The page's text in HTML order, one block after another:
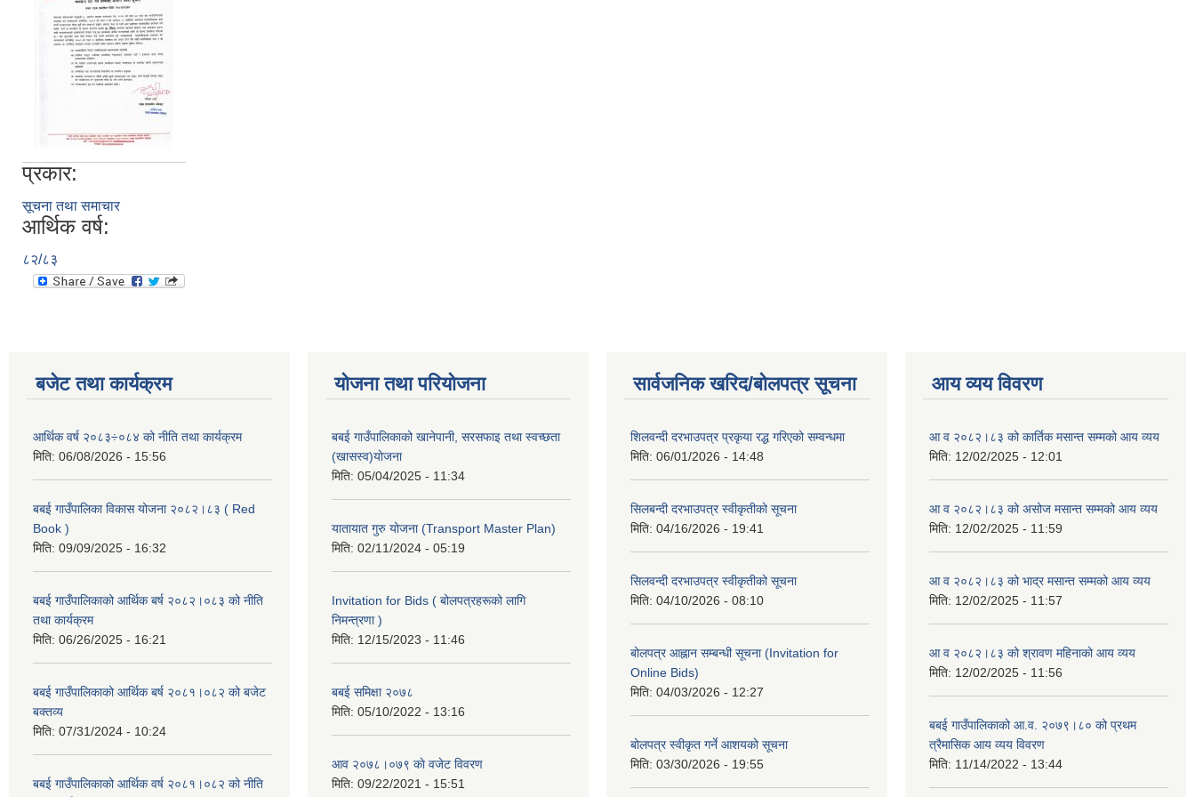
प्रकार:
सूचना तथा समाचार
आर्थिक वर्ष:
८२/८३
बजेट तथा कार्यक्रम
आर्थिक वर्ष २०८३÷०८४ को नीति तथा कार्यक्रम
मिति: 06/08/2026 - 15:56
बबई गाउँपालिका विकास योजना २०८२।८३ ( Red
Book )
मिति: 09/09/2025 - 16:32
बबई गाउँपालिकाको आर्थिक बर्ष २०८२।०८३ को नीति
तथा कार्यक्रम
मिति: 06/26/2025 - 16:21
बबई गाउँपालिकाको आर्थिक बर्ष २०८१।०८२ को बजेट
बक्तव्य
मिति: 07/31/2024 - 10:24
बबई गाउँपालिकाको आर्थिक वर्ष २०८१।०८२ को नीति
योजना तथा परियोजना
बबई गाउँपालिकाको खानेपानी, सरसफाइ तथा स्वच्छता
(खासस्व)योजना
मिति: 05/04/2025 - 11:34
यातायात गुरु योजना (Transport Master Plan)
मिति: 02/11/2024 - 05:19
Invitation for Bids ( बोलपत्रहरूको लागि
निमन्त्रणा )
मिति: 12/15/2023 - 11:46
बबई समिक्षा २०७८
मिति: 05/10/2022 - 13:16
आव २०७८।०७९ काे वजेट विवरण
मिति: 09/22/2021 - 15:51
सार्वजनिक खरिद/बोलपत्र सूचना
शिलवन्दी दरभाउपत्र प्रकृया रद्ध गरिएको सम्वन्धमा
मिति: 06/01/2026 - 14:48
सिलबन्दी दरभाउपत्र स्वीकृतीको सूचना
मिति: 04/16/2026 - 19:41
सिलवन्दी दरभाउपत्र स्वीकृतीको सूचना
मिति: 04/10/2026 - 08:10
बोलपत्र आह्नान सम्बन्धी सूचना (Invitation for
Online Bids)
मिति: 04/03/2026 - 12:27
बोलपत्र स्वीकृत गर्ने आशयको सूचना
मिति: 03/30/2026 - 19:55
आय व्यय विवरण
आ व २०८२।८३ को कार्तिक मसान्त सम्मको आय व्यय
मिति: 12/02/2025 - 12:01
आ व २०८२।८३ को असोज मसान्त सम्मको आय व्यय
मिति: 12/02/2025 - 11:59
आ व २०८२।८३ को भाद्र मसान्त सम्मको आय व्यय
मिति: 12/02/2025 - 11:57
आ व २०८२।८३ को श्रावण महिनाको आय व्यय
मिति: 12/02/2025 - 11:56
बबई गाउँपालिकाको आ.व. २०७९।८० को प्रथम
त्रैमासिक आय व्यय विवरण
मिति: 11/14/2022 - 13:44